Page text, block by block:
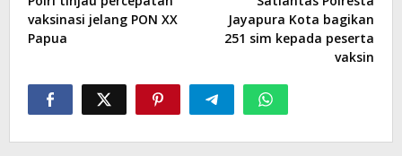
vaksinasi jelang PON XX
Papua
Jayapura Kota bagikan
251 sim kepada peserta
vaksin